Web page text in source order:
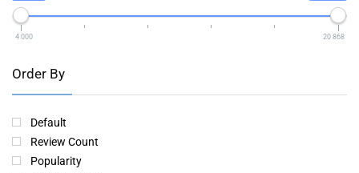
4 000 20 868
Order By
Default
Review Count
Popularity